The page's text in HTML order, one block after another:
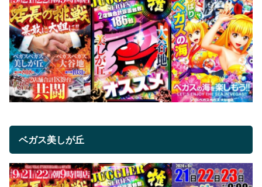
ベガス美しが丘